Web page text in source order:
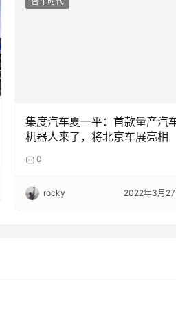
集度汽车夏一平：首款量产汽
机器人来了，将北京车展亮相